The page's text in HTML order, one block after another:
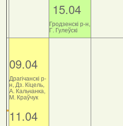
15.04
Гродзенскі р-н,
Г. Гулеўскі
09.04
Драгічанскі р-
н, Дз. Кіцель,
А. Кальчанка,
М. Краўчук
11.04